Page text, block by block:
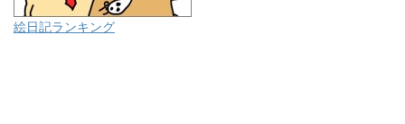
絵日記ランキング